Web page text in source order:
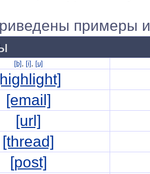
примеры
[b] , [i] , [u]
[email]
[url]
[thread]
[post]